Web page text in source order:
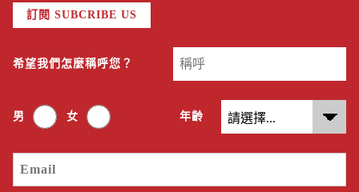
訂閱 SUBCRIBE US
希望我們怎麼稱呼您？
男 女 年齡